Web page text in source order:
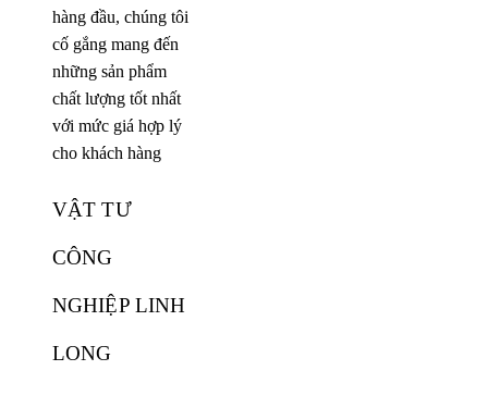
hàng đầu, chúng tôi
cố gắng mang đến
những sản phẩm
chất lượng tốt nhất
với mức giá hợp lý
cho khách hàng
VẬT TƯ
CÔNG
NGHIỆP LINH
LONG